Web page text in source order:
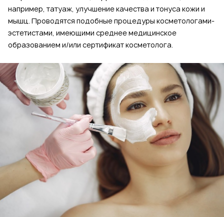
например, татуаж, улучшение качества и тонуса кожи и
мышц. Проводятся подобные процедуры косметологами-
эстетистами, имеющими среднее медицинское
образованием и/или сертификат косметолога.